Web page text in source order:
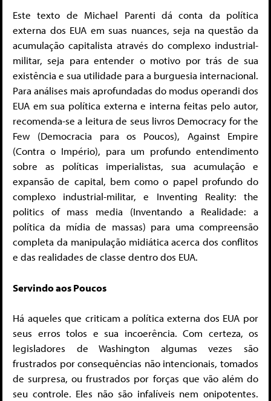
Este texto de Michael Parenti dá conta da política
externa dos EUA em suas nuances, seja na questão da
acumulação capitalista através do complexo industrial-
militar, seja para entender o motivo por trás de sua
existência e sua utilidade para a burguesia internacional.
Para análises mais aprofundadas do modus operandi dos
EUA em sua política externa e interna feitas pelo autor,
recomenda-se a leitura de seus livros Democracy for the
Few (Democracia para os Poucos), Against Empire
(Contra o Império), para um profundo entendimento
sobre as políticas imperialistas, sua acumulação e
expansão de capital, bem como o papel profundo do
complexo industrial-militar, e Inventing Reality: the
politics of mass media (Inventando a Realidade: a
política da mídia de massas) para uma compreensão
completa da manipulação midiática acerca dos conflitos
e das realidades de classe dentro dos EUA.
Servindo aos Poucos
Há aqueles que criticam a política externa dos EUA por
seus erros tolos e sua incoerência. Com certeza, os
legisladores de Washington algumas vezes são
frustrados por consequências não intencionais, tomados
de surpresa, ou frustrados por forças que vão além do
seu controle. Eles não são infalíveis nem onipotentes.